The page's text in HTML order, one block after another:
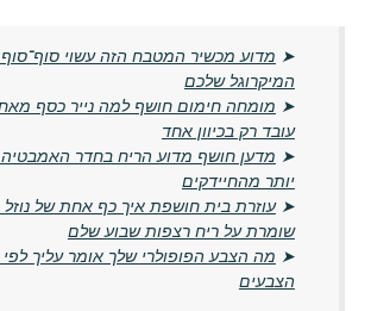
➤ מדוע מכשיר המטבח הזה עשוי
המיקרוגל שלכם
➤ מומחה חימום חושף למה נייר כסף
עובד רק בכיוון אחד
➤ מדען חושף מדוע הריח בחדר
יותר מהחיידקים
➤עוזרת בית חושפת איך כף אחת של נוזל
שומרת על ריח רצפות שבוע שלם
➤ מה הצבע הפופולרי שלך אומר עליך לפי
הצבעים